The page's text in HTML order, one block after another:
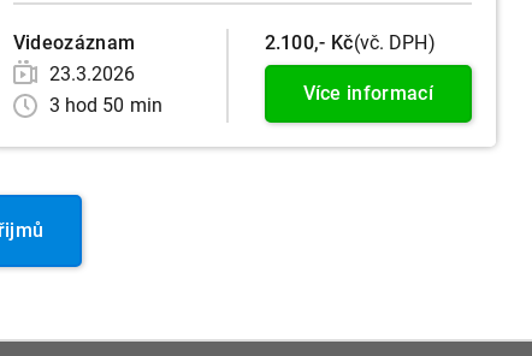
Videozáznam
23.3.2026
3 hod 50 min
2.100,- Kč(vč. DPH)
Více informací